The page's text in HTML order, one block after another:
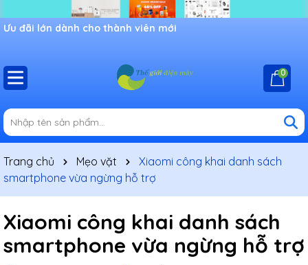
Ưu đãi lớn dành cho thành viên mới
0
Trang chủ Mẹo vặt
Xiaomi công khai danh sách
smartphone vừa ngừng hỗ trợ
Xiaomi công khai danh sách
smartphone vừa ngừng hỗ trợ